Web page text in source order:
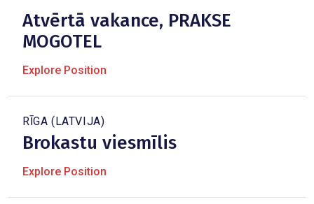
Atvērtā vakance, PRAKSE
MOGOTEL
Explore Position
RĪGA (LATVIJA)
Brokastu viesmīlis
Explore Position